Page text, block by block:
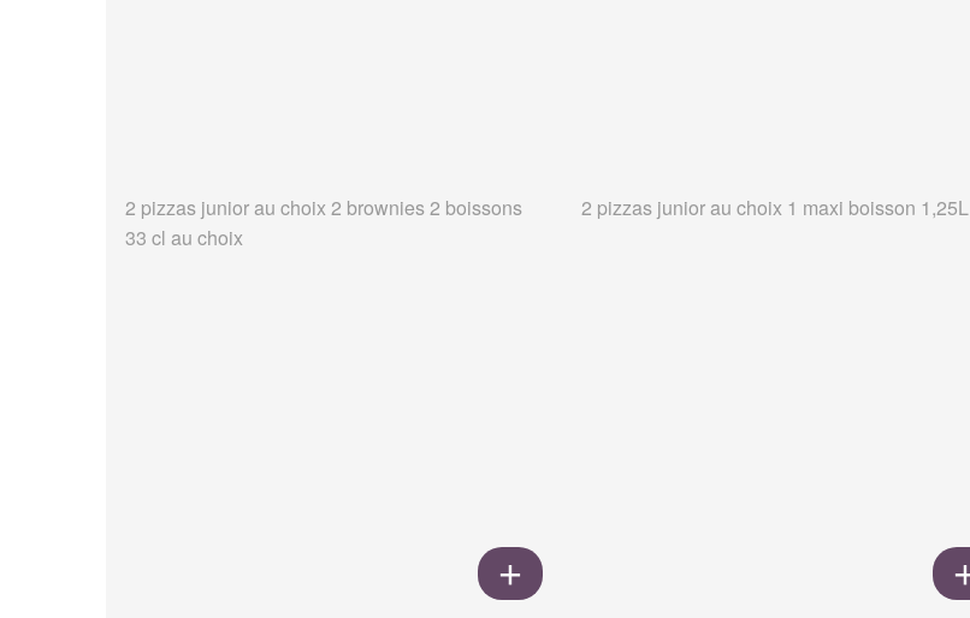
2 pizzas junior au choix 2 brownies 2 boissons
33 cl au choix
2 pizzas junior au choix 1 maxi boisson 1,25L